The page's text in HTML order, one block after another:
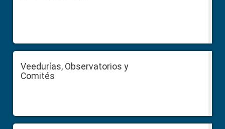
Veedurías, Observatorios y
Comités